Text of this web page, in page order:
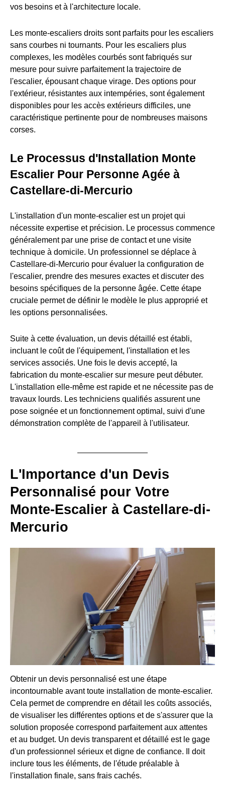
vos besoins et à l'architecture locale.
Les monte-escaliers droits sont parfaits pour les escaliers
sans courbes ni tournants. Pour les escaliers plus
complexes, les modèles courbés sont fabriqués sur
mesure pour suivre parfaitement la trajectoire de
l'escalier, épousant chaque virage. Des options pour
l'extérieur, résistantes aux intempéries, sont également
disponibles pour les accès extérieurs difficiles, une
caractéristique pertinente pour de nombreuses maisons
corses.
Le Processus d'Installation Monte
Escalier Pour Personne Agée à
Castellare-di-Mercurio
L'installation d'un monte-escalier est un projet qui
nécessite expertise et précision. Le processus commence
généralement par une prise de contact et une visite
technique à domicile. Un professionnel se déplace à
Castellare-di-Mercurio pour évaluer la configuration de
l'escalier, prendre des mesures exactes et discuter des
besoins spécifiques de la personne âgée. Cette étape
cruciale permet de définir le modèle le plus approprié et
les options personnalisées.
Suite à cette évaluation, un devis détaillé est établi,
incluant le coût de l'équipement, l'installation et les
services associés. Une fois le devis accepté, la
fabrication du monte-escalier sur mesure peut débuter.
L'installation elle-même est rapide et ne nécessite pas de
travaux lourds. Les techniciens qualifiés assurent une
pose soignée et un fonctionnement optimal, suivi d'une
démonstration complète de l'appareil à l'utilisateur.
L'Importance d'un Devis
Personnalisé pour Votre
Monte-Escalier à Castellare-di-
Mercurio
Obtenir un devis personnalisé est une étape
incontournable avant toute installation de monte-escalier.
Cela permet de comprendre en détail les coûts associés,
de visualiser les différentes options et de s'assurer que la
solution proposée correspond parfaitement aux attentes
et au budget. Un devis transparent et détaillé est le gage
d'un professionnel sérieux et digne de confiance. Il doit
inclure tous les éléments, de l'étude préalable à
l'installation finale, sans frais cachés.